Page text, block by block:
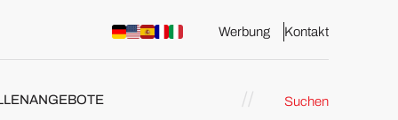
Werbung Kontakt
Suchen